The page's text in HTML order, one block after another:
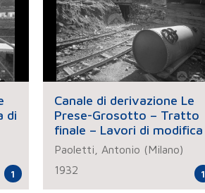
di
1
Canale di derivazione Le
Prese-Grosotto – Tratto
finale – Lavori di modifica
Paoletti, Antonio (Milano)
1932
1